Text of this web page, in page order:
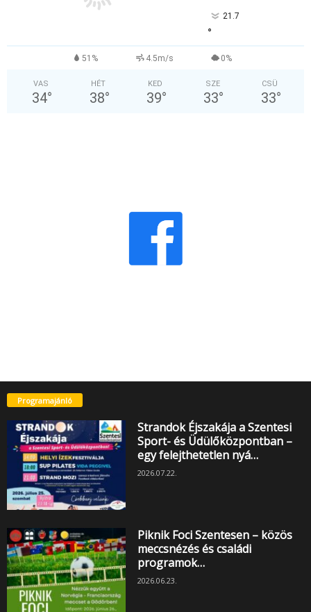
21.7
°
51% 4.5m/s 0%
VAS
34°
HÉT
38°
KED
39°
SZE
33°
CSÜ
33°
Programajánló
Strandok Éjszakája a Szentesi
Sport- és Üdülőközpontban –
egy felejthetetlen nyá…
2026.07.22.
Piknik Foci Szentesen – közös
meccsnézés és családi
programok…
2026.06.23.